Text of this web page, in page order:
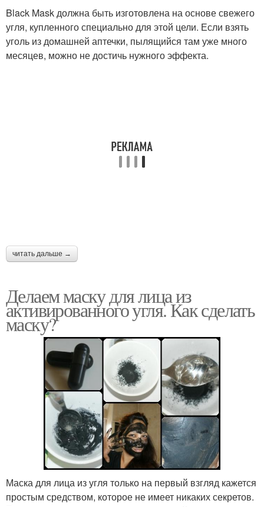
Маски из угля Точки без угля
Black Mask должна быть изготовлена на основе свежего
угля, купленного специально для этой цели. Если взять
уголь из домашней аптечки, пылящийся там уже много
месяцев, можно не достичь нужного эффекта.
читать дальше →
Делаем маску для лица из
активированного угля. Как сделать
маску?
Маска для лица из угля только на первый взгляд кажется
простым средством, которое не имеет никаких секретов.